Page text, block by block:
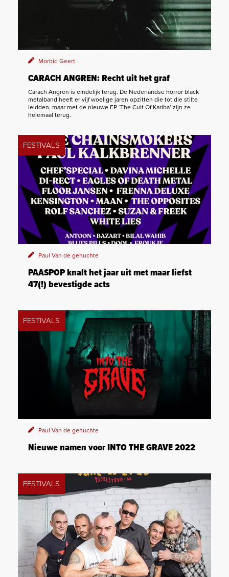
Morbid Geert
CARACH ANGREN: Recht uit het graf
Carach Angren is eindelijk terug. De Nederlandse horror black
metalband heeft er vijf woelige jaren opzitten die tot die stilte
leidden, maar met de nieuwe EP ‘The Cult Of Kariba’ zijn ze
helemaal terug.
FESTIVALS
Paul Van de gehuchte
PAASPOP knalt het jaar uit met maar liefst
47(!) bevestigde acts
FESTIVALS
Paul Van de gehuchte
Nieuwe namen voor INTO THE GRAVE 2022
FESTIVALS